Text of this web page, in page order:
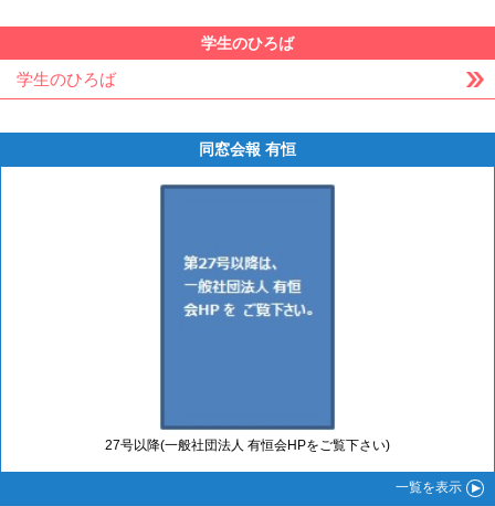
学生のひろば
学生のひろば
同窓会報 有恒
27号以降(一般社団法人 有恒会HPをご覧下さい)
一覧を表示